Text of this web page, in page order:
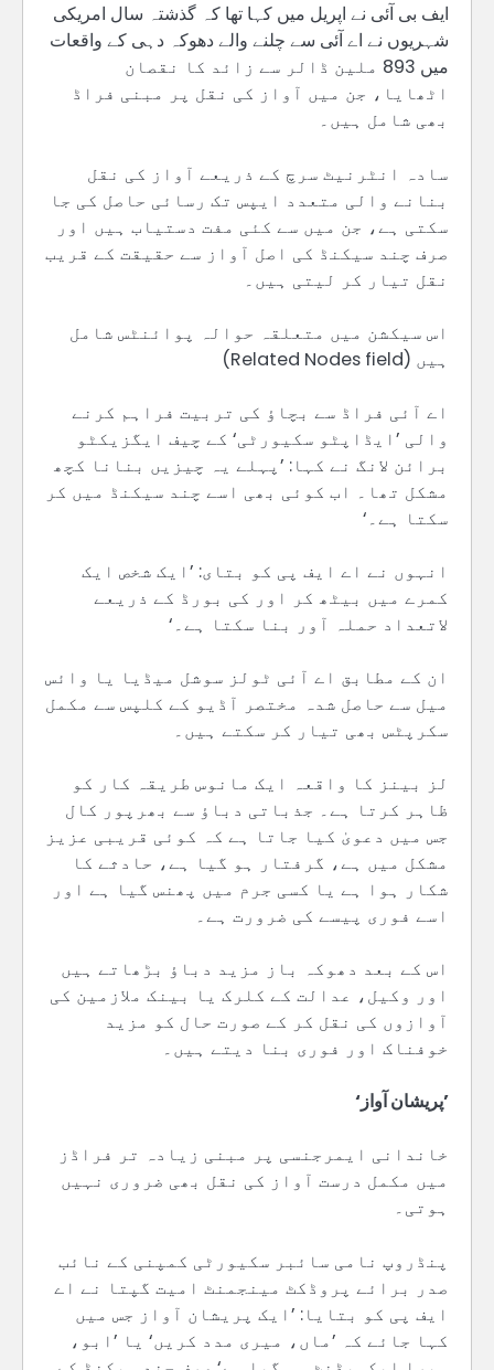
ایف بی آئی نے اپریل میں کہا تھا کہ گذشتہ سال امریکی
شہریوں نے اے آئی سے چلنے والے دھوکہ دہی کے واقعات
میں 893 ملین ڈالر سے زائد کا نقصان
اٹھایا، جن میں آواز کی نقل پر مبنی فراڈ
بھی شامل ہیں۔
سادہ انٹرنیٹ سرچ کے ذریعے آواز کی نقل
بنانے والی متعدد ایپس تک رسائی حاصل کی جا
سکتی ہے، جن میں سے کئی مفت دستیاب ہیں اور
صرف چند سیکنڈ کی اصل آواز سے حقیقت کے قریب
نقل تیار کر لیتی ہیں۔
اس سیکشن میں متعلقہ حوالہ پوائنٹس شامل
ہیں (Related Nodes field)
اے آئی فراڈ سے بچاؤ کی تربیت فراہم کرنے
والی ’ایڈاپٹو سکیورٹی‘ کے چیف ایگزیکٹو
برائن لانگ نے کہا: ’پہلے یہ چیزیں بنانا کچھ
مشکل تھا۔ اب کوئی بھی اسے چند سیکنڈ میں کر
سکتا ہے۔‘
انہوں نے اے ایف پی کو بتای: ’ایک شخص ایک
کمرے میں بیٹھ کر اور کی بورڈ کے ذریعے
لاتعداد حملہ آور بنا سکتا ہے۔‘
ان کے مطابق اے آئی ٹولز سوشل میڈیا یا وائس
میل سے حاصل شدہ مختصر آڈیو کے کلپس سے مکمل
سکرپٹس بھی تیار کر سکتے ہیں۔
لز بینز کا واقعہ ایک مانوس طریقہ کار کو
ظاہر کرتا ہے۔ جذباتی دباؤ سے بھرپور کال
جس میں دعویٰ کیا جاتا ہے کہ کوئی قریبی عزیز
مشکل میں ہے، گرفتار ہو گیا ہے، حادثے کا
شکار ہوا ہے یا کسی جرم میں پھنس گیا ہے اور
اسے فوری پیسے کی ضرورت ہے۔
اس کے بعد دھوکہ باز مزید دباؤ بڑھاتے ہیں
اور وکیل، عدالت کے کلرک یا بینک ملازمین کی
آوازوں کی نقل کر کے صورت حال کو مزید
خوفناک اور فوری بنا دیتے ہیں۔
’پریشان آواز‘
خاندانی ایمرجنسی پر مبنی زیادہ تر فراڈز
میں مکمل درست آواز کی نقل بھی ضروری نہیں
ہوتی۔
پنڈروپ نامی سائبر سکیورٹی کمپنی کے نائب
صدر برائے پروڈکٹ مینجمنٹ امیت گپتا نے اے
ایف پی کو بتایا: ’ایک پریشان آواز جس میں
کہا جائے کہ ’ماں، میری مدد کریں‘ یا ’ابو،